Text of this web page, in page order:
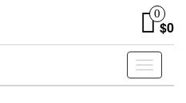
0
$0
Toggle